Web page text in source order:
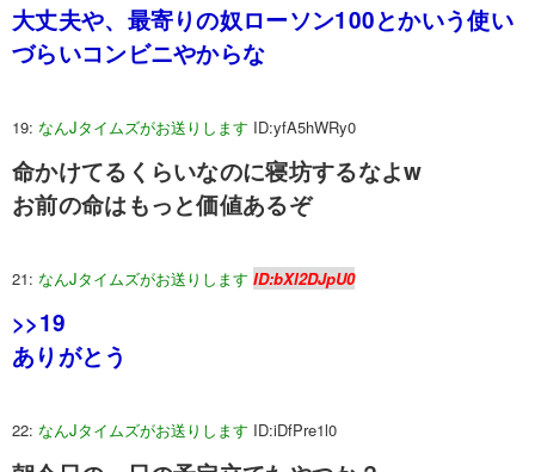
大丈夫や、最寄りの奴ローソン100とかいう使い
づらいコンビニやからな
19: なんJタイムズがお送りします ID:yfA5hWRy0
命かけてるくらいなのに寝坊するなよw
お前の命はもっと価値あるぞ
21: なんJタイムズがお送りします ID:bXl2DJpU0
>>19
ありがとう
22: なんJタイムズがお送りします ID:iDfPre1l0